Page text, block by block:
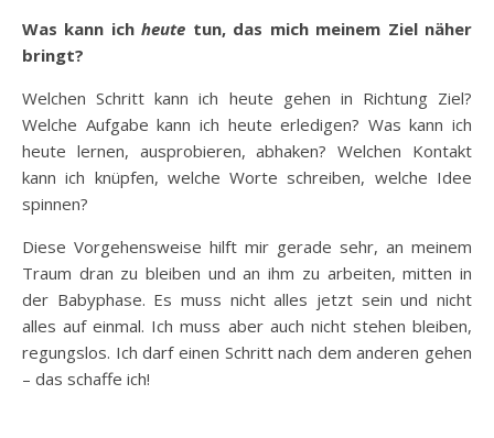
Was kann ichheute tun, das mich meinem Ziel näher
bringt?
Welchen Schritt kann ich heute gehen in Richtung Ziel?
Welche Aufgabe kann ich heute erledigen? Was kann ich
heute lernen, ausprobieren, abhaken? Welchen Kontakt
kann ich knüpfen, welche Worte schreiben, welche Idee
spinnen?
Diese Vorgehensweise hilft mir gerade sehr, an meinem
Traum dran zu bleiben und an ihm zu arbeiten, mitten in
der Babyphase. Es muss nicht alles jetzt sein und nicht
alles auf einmal. Ich muss aber auch nicht stehen bleiben,
regungslos. Ich darf einen Schritt nach dem anderen gehen
– das schaffe ich!